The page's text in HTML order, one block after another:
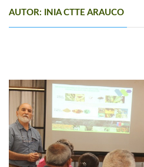
AUTOR: INIA CTTE ARAUCO